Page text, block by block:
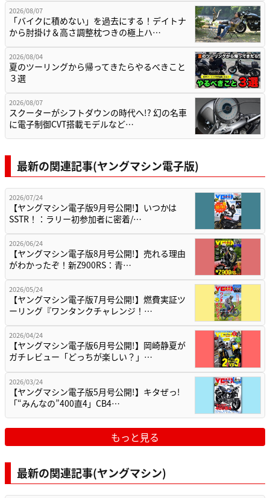
2026/08/07
「バイクに積めない」を過去にする！デイトナ
から肘掛け＆高さ調整枕つきの極上ハ…
2026/08/04
夏のツーリングから帰ってきたらやるべきこと
３選
2026/08/07
スクーターがシフトダウンの時代へ!? 幻の名車
に電子制御CVT搭載モデルなど…
最新の関連記事(ヤングマシン電子版)
2026/07/24
【ヤングマシン電子版9月号公開!】いつかは
SSTR！：ラリー初参加者に密着/…
2026/06/24
【ヤングマシン電子版8月号公開!】売れる理由
がわかったぞ！新Z900RS：青…
2026/05/24
【ヤングマシン電子版7月号公開!】燃費実証ツ
ーリング『ワンタンクチャレンジ！…
2026/04/24
【ヤングマシン電子版6月号公開!】岡崎静夏が
ガチレビュー「どっちが楽しい？」…
2026/03/24
【ヤングマシン電子版5月号公開!】キタぜっ!
「“みんなの”400直4」CB4…
もっと見る
最新の関連記事(ヤングマシン)